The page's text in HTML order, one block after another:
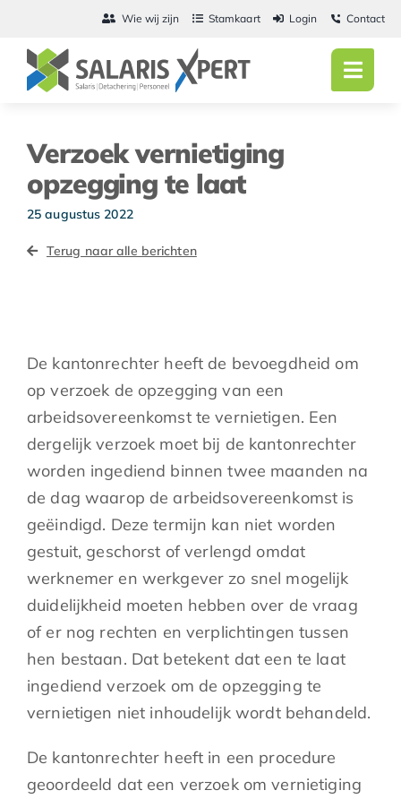
inhoud
Wie wij zijn Stamkaart Login Contact
Actueel
Verzoek vernietiging
opzegging te laat
25 augustus 2022
Terug naar alle berichten
De kantonrechter heeft de bevoegdheid om
op verzoek de opzegging van een
arbeidsovereenkomst te vernietigen. Een
dergelijk verzoek moet bij de kantonrechter
worden ingediend binnen twee maanden na
de dag waarop de arbeidsovereenkomst is
geëindigd. Deze termijn kan niet worden
gestuit, geschorst of verlengd omdat
werknemer en werkgever zo snel mogelijk
duidelijkheid moeten hebben over de vraag
of er nog rechten en verplichtingen tussen
hen bestaan. Dat betekent dat een te laat
ingediend verzoek om de opzegging te
vernietigen niet inhoudelijk wordt behandeld.
De kantonrechter heeft in een procedure
geoordeeld dat een verzoek om vernietiging